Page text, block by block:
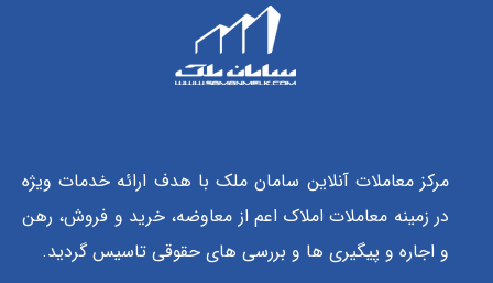
مرکز معاملات آنلاین سامان ملک با هدف ارائه خدمات ویژه
در زمینه معاملات املاک اعم از معاوضه، خرید و فروش، رهن
و اجاره و پیگیری ها و بررسی های حقوقی تاسیس گردید.